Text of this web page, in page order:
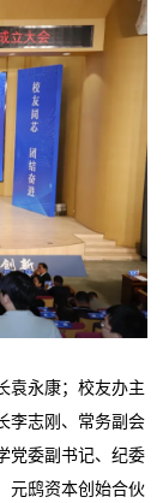
永康；校友办主
李志刚、常务副会
党委副书记、纪委
元鸱资本创始合伙